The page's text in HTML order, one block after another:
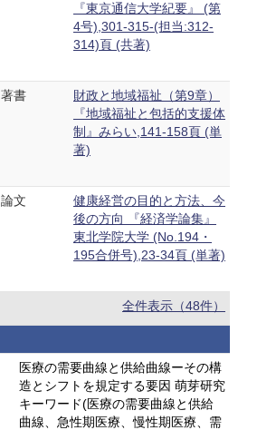
『東京通信大学紀要』 (第
4号),301-315-(担当:312-
314)頁 (共著)
著書
財政と地域福祉（第9章）
『地域福祉と包括的支援体
制』みらい,141-158頁 (単
著)
論文
健康経営の目的と方法、今
後の方向 『経済学論集』
東北学院大学 (No.194・
195合併号),23-34頁 (単著)
全件表示（48件）
医療の需要曲線と供給曲線ーその構
造とシフトを規定する要因 萌芽研究
キーワード(医療の需要曲線と供給
曲線、急性期医療、慢性期医療、需